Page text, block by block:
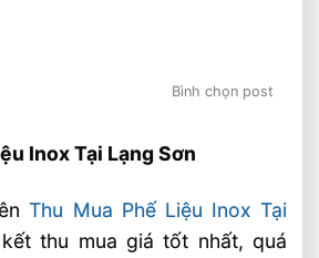
Bình chọn post
Inox Tại Lạng Sơn
Thu Mua Phế Liệu Inox Tại
thu mua giá tốt nhất, quá